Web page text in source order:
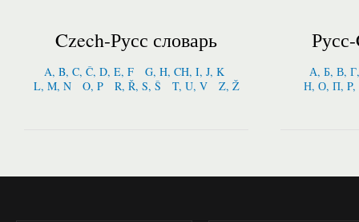
Czech-Русс словарь
A, B, C, Č, D, E, F
G, H, CH, I, J, K
L, M, N
O, P R, Ř, S, Š T, U, V Z, Ž
А, Б, В,
Н, О, П,